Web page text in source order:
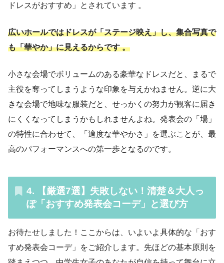
ドレスがおすすめ」とされています 。
広いホールではドレスが「ステージ映え」し、集合写真で
も「華やか」に見えるからです 。
小さな会場でボリュームのある豪華なドレスだと、まるで
主役を奪ってしまうような印象を与えかねません。逆に大
きな会場で地味な服装だと、せっかくの努力が観客に届き
にくくなってしまうかもしれませんよね。発表会の「場」
の特性に合わせて、「適度な華やかさ」を選ぶことが、最
高のパフォーマンスへの第一歩となるのです。
4. 【厳選7選】失敗しない！清楚＆大人っ
ぽ「おすすめ発表会コーデ」と選び方
お待たせしました！ここからは、いよいよ具体的な「おす
すめ発表会コーデ」をご紹介します。先ほどの基本原則を